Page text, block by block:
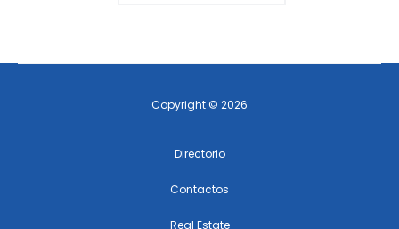
Copyright © 2026
Directorio
Contactos
Real Estate